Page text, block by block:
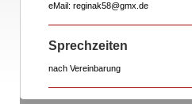
eMail: reginak58@gmx.de
Sprechzeiten
nach Vereinbarung